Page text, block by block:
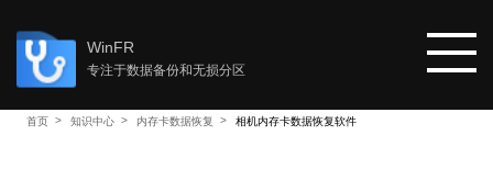
WinFR
专注于数据备份和无损分区
首页 知识中心 内存卡数据恢复 相机内存卡数据恢复软件